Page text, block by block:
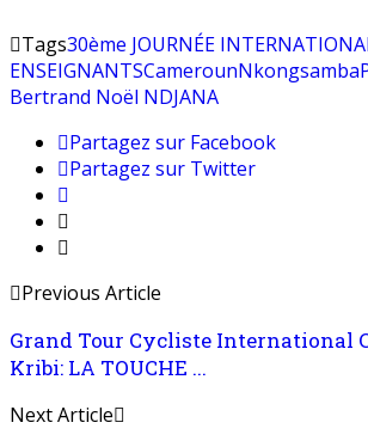
Tags30ème JOURNÉE
ENSEIGNANTSCamerounNkongsamba
Bertrand Noël NDJANA
Partagez sur Facebook
Partagez sur Twitter
Previous Article
Grand Tour Cycliste International
Kribi: LA TOUCHE ...
Next Article